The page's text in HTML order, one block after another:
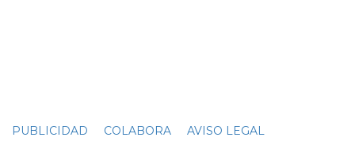
PUBLICIDAD COLABORA AVISO LEGAL